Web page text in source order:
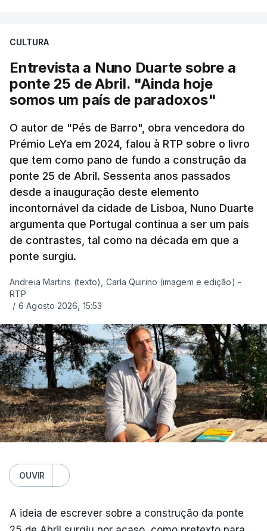
CULTURA
Entrevista a Nuno Duarte sobre a
ponte 25 de Abril. "Ainda hoje
somos um país de paradoxos"
O autor de "Pés de Barro", obra vencedora do
Prémio LeYa em 2024, falou à RTP sobre o livro
que tem como pano de fundo a construção da
ponte 25 de Abril. Sessenta anos passados
desde a inauguração deste elemento
incontornável da cidade de Lisboa, Nuno Duarte
argumenta que Portugal continua a ser um país
de contrastes, tal como na década em que a
ponte surgiu.
Andreia Martins (texto), Carla Quirino (imagem e edição) -
RTP
/ 6 Agosto 2026, 15:53
OUVIR
A ideia de escrever sobre a construção da ponte